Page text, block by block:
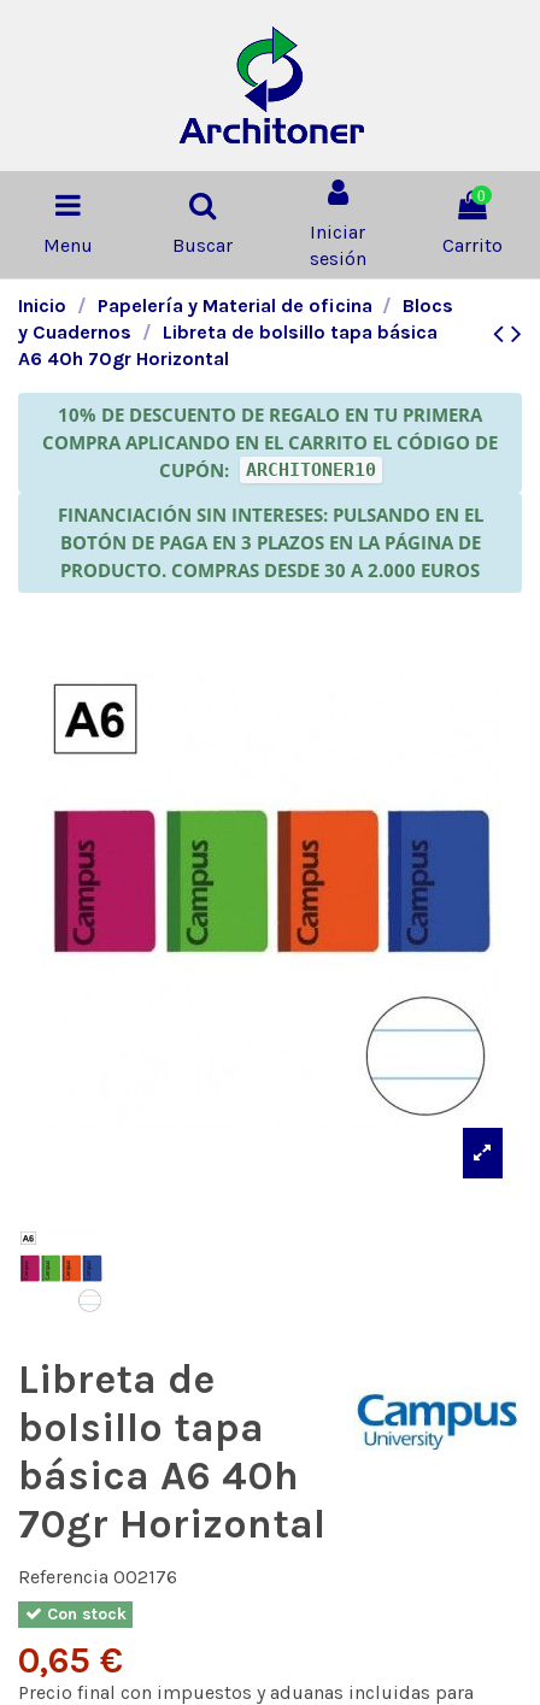
Menu Buscar
Iniciar
sesión
0
Carrito
Inicio Papelería y Material de oficina
Blocs
y Cuadernos
Libreta de bolsillo tapa básica
A6 40h 70gr Horizontal
10% DE DESCUENTO DE REGALO EN TU PRIMERA
COMPRA APLICANDO EN EL CARRITO EL CÓDIGO DE
CUPÓN:
ARCHITONER10
FINANCIACIÓN SIN INTERESES: PULSANDO EN EL
BOTÓN DE PAGA EN 3 PLAZOS EN LA PÁGINA DE
PRODUCTO. COMPRAS DESDE 30 A 2.000 EUROS
Libreta de
bolsillo tapa
básica A6 40h
70gr Horizontal
Referencia 002176
Con stock
0,65 €
Precio final con impuestos y aduanas incluidas para